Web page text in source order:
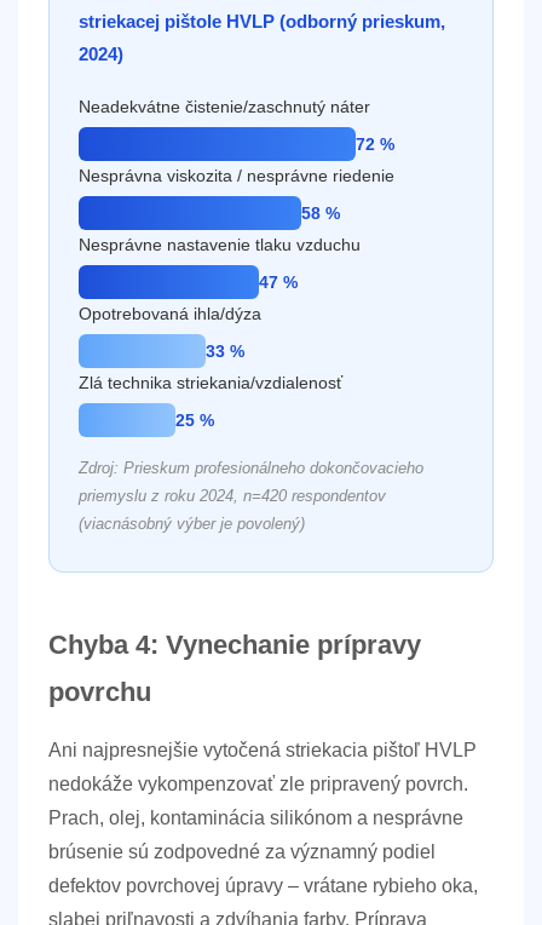
striekacej pištole HVLP (odborný prieskum,
2024)
Neadekvátne čistenie/zaschnutý náter
72 %
Nesprávna viskozita / nesprávne riedenie
58 %
Nesprávne nastavenie tlaku vzduchu
47 %
Opotrebovaná ihla/dýza
33 %
Zlá technika striekania/vzdialenosť
25 %
Zdroj: Prieskum profesionálneho dokončovacieho
priemyslu z roku 2024, n=420 respondentov
(viacnásobný výber je povolený)
Chyba 4: Vynechanie prípravy
povrchu
Ani najpresnejšie vytočená striekacia pištoľ HVLP
nedokáže vykompenzovať zle pripravený povrch.
Prach, olej, kontaminácia silikónom a nesprávne
brúsenie sú zodpovedné za významný podiel
defektov povrchovej úpravy – vrátane rybieho oka,
slabej priľnavosti a zdvíhania farby. Príprava